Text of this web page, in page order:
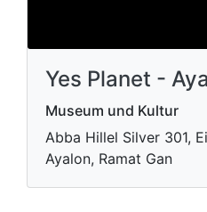
Yes Planet -
Museum und Kultur
Abba Hillel Silver 301,
Ayalon, Ramat Gan